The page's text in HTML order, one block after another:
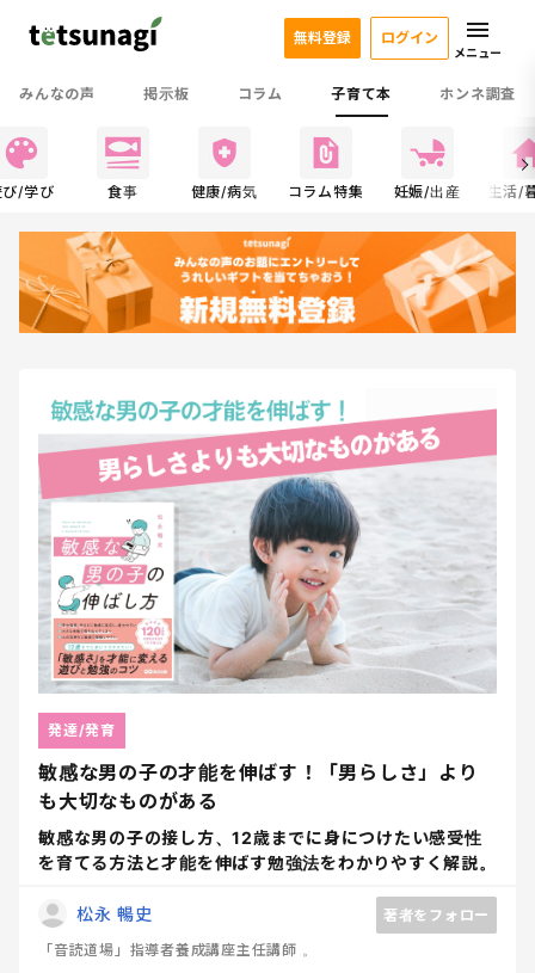
みんなの声 掲示板 コラム 子育て本 ホンネ調査
無料登録 ログイン
メニュー
び/学び 食事 健康/病気 コラム特集 妊娠/出産 生活/
敏感な男の子の才能を伸ばす！「男らしさ」より
も大切なものがある
敏感な男の子の接し方、12歳までに身につけたい感受性
を育てる方法と才能を伸ばす勉強法をわかりやすく解説。
発達/発育
松永 暢史
著者をフォロー
「音読道場」指導者養成講座主任講師 。